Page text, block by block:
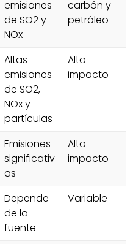
emisiones
de SO2 y
NOx
carbón y
petróleo
Altas
emisiones
de SO2,
NOx y
partículas
Alto
impacto
Emisiones
significativ
as
Alto
impacto
Depende
de la
fuente
Variable